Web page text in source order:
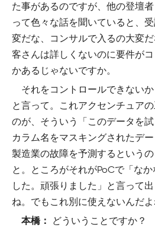
た事があるのですが、他の登壇
って色々な話を聞いていると、
変だな、コンサルで入るの大変
客さんは詳しくないのに要件が
かあるじゃないですか。
それをコントロールできない
と言って。これアクセンチュア
のが、そういう「このデータを
カラム名をマスキングされたデ
製造業の故障を予測するという
と。ところがそれがPoCで「な
した。頑張りました」と言って
ね。でもこれ別に使えないんだよ
本橋： どういうことですか？